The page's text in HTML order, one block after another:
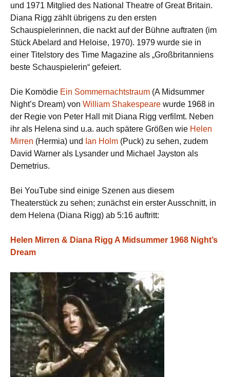
und 1971 Mitglied des National Theatre of Great Britain.
Diana Rigg zählt übrigens zu den ersten
Schauspielerinnen, die nackt auf der Bühne auftraten (im
Stück Abelard and Heloise, 1970). 1979 wurde sie in
einer Titelstory des Time Magazine als „Großbritanniens
beste Schauspielerin“ gefeiert.
Die Komödie Ein Sommernachtstraum (A Midsummer
Night’s Dream) von William Shakespeare wurde 1968 in
der Regie von Peter Hall mit Diana Rigg verfilmt. Neben
ihr als Helena sind u.a. auch spätere Größen wie Helen
Mirren (Hermia) und Ian Holm (Puck) zu sehen, zudem
David Warner als Lysander und Michael Jayston als
Demetrius.
Bei YouTube sind einige Szenen aus diesem
Theaterstück zu sehen; zunächst ein erster Ausschnitt, in
dem Helena (Diana Rigg) ab 5:16 auftritt:
Helen Mirren & Diana Rigg A Midsummer 1968 Night’s
Dream